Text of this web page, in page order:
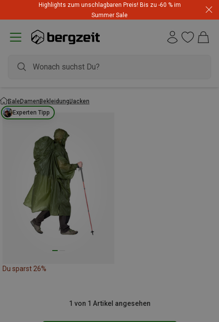
Highlights zum unschlagbaren Preis! Bis zu -60 % im
Summer Sale
SaleDamenBekleidungJacken
Experten Tipp
Du sparst 26%
1 von 1 Artikel angesehen